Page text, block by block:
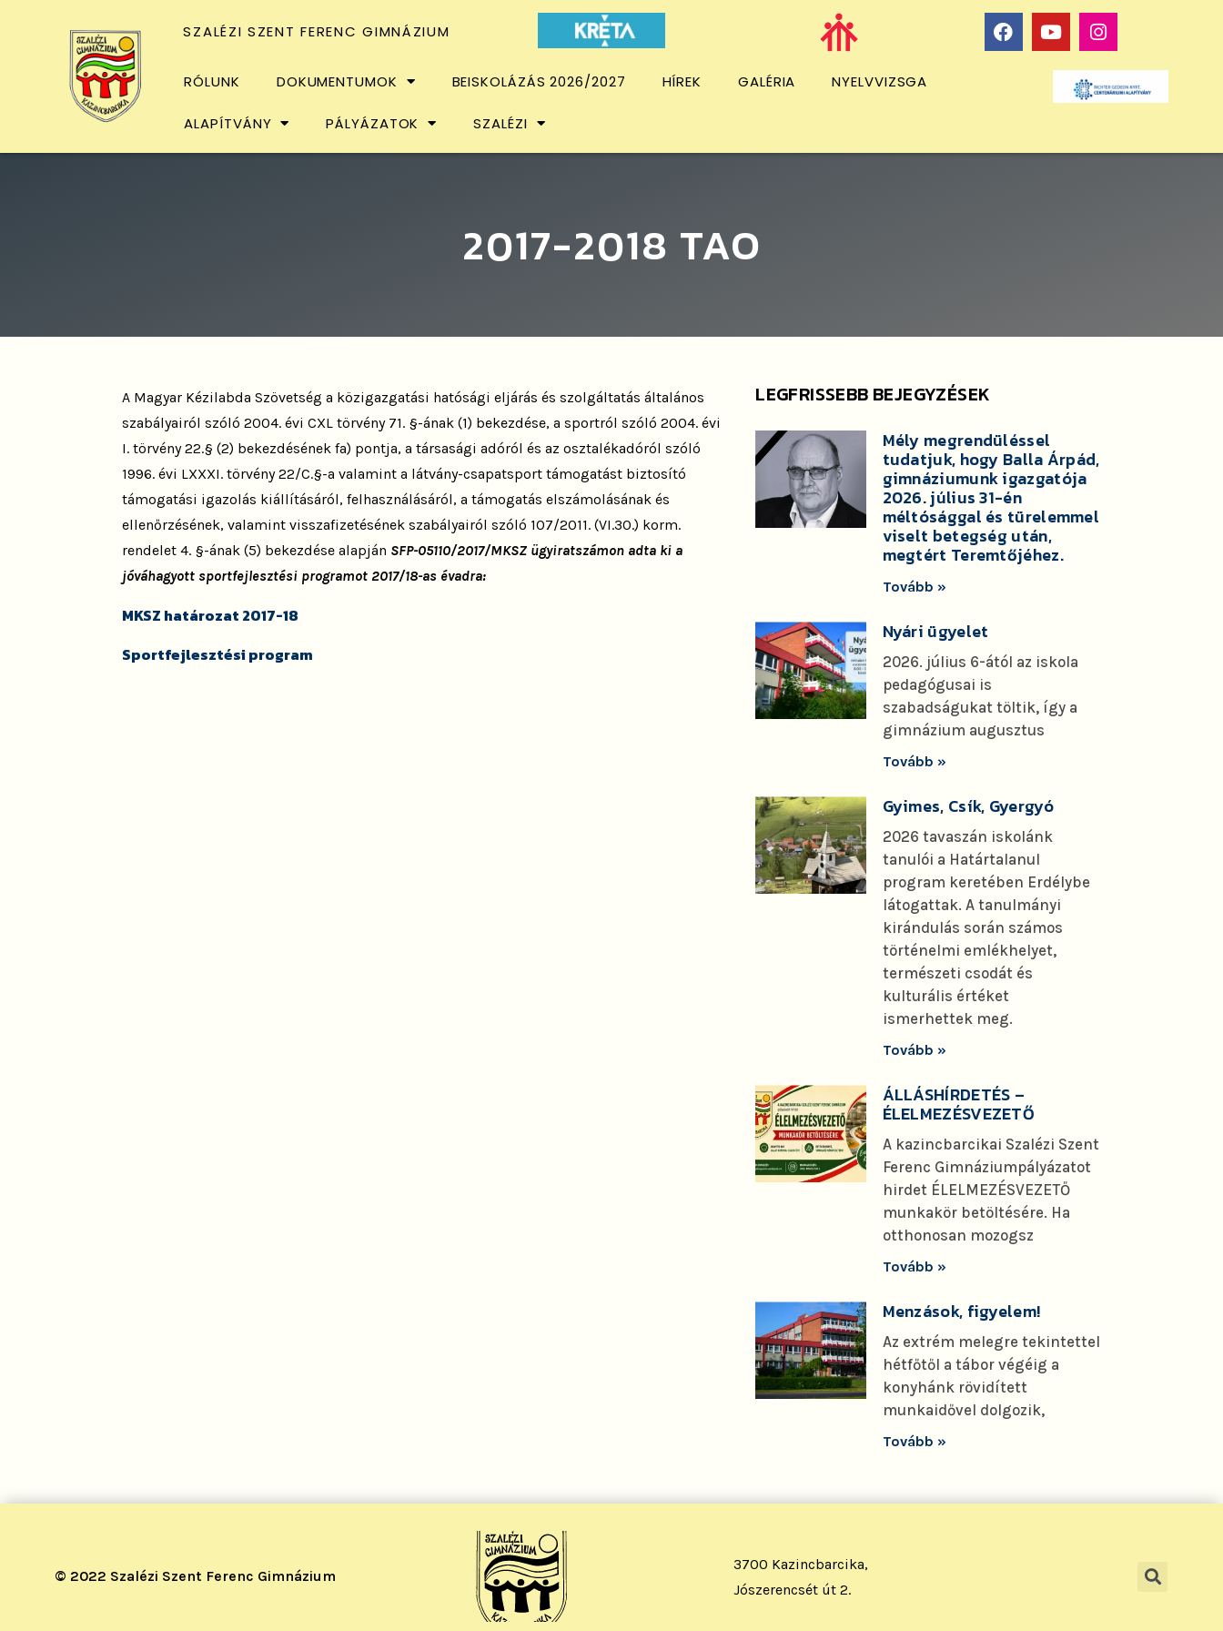
SZALÉZI SZENT FERENC GIMNÁZIUM
RÓLUNK DOKUMENTUMOK BEISKOLÁZÁS 2026/2027 HÍREK GALÉRIA NYELVVIZSGA
ALAPÍTVÁNY PÁLYÁZATOK SZALÉZI
2017-2018 TAO
A Magyar Kézilabda Szövetség a közigazgatási hatósági eljárás és szolgáltatás általános
szabályairól szóló 2004. évi CXL törvény 71. §-ának (1) bekezdése, a sportról szóló 2004. évi
I. törvény 22.§ (2) bekezdésének fa) pontja, a társasági adóról és az osztalékadóról szóló
1996. évi LXXXI. törvény 22/C.§-a valamint a látvány-csapatsport támogatást biztosító
támogatási igazolás kiállításáról, felhasználásáról, a támogatás elszámolásának és
ellenőrzésének, valamint visszafizetésének szabályairól szóló 107/2011. (VI.30.) korm.
rendelet 4. §-ának (5) bekezdése alapján SFP-05110/2017/MKSZ ügyiratszámon adta ki a
jóváhagyott sportfejlesztési programot 2017/18-as évadra:
MKSZ határozat 2017-18
Sportfejlesztési program
LEGFRISSEBB BEJEGYZÉSEK
Mély megrendüléssel
tudatjuk, hogy Balla Árpád,
gimnáziumunk igazgatója
2026. július 31-én
méltósággal és türelemmel
viselt betegség után,
megtért Teremtőjéhez.
Tovább »
Nyári ügyelet
2026. július 6-ától az iskola
pedagógusai is
szabadságukat töltik, így a
gimnázium augusztus
Tovább »
Gyimes, Csík, Gyergyó
2026 tavaszán iskolánk
tanulói a Határtalanul
program keretében Erdélybe
látogattak. A tanulmányi
kirándulás során számos
történelmi emlékhelyet,
természeti csodát és
kulturális értéket
ismerhettek meg.
Tovább »
ÁLLÁSHÍRDETÉS –
ÉLELMEZÉSVEZETŐ
A kazincbarcikai Szalézi Szent
Ferenc Gimnáziumpályázatot
hirdet ÉLELMEZÉSVEZETŐ
munkakör betöltésére. Ha
otthonosan mozogsz
Tovább »
Menzások, figyelem!
Az extrém melegre tekintettel
hétfőtől a tábor végéig a
konyhánk rövidített
munkaidővel dolgozik,
Tovább »
© 2022 Szalézi Szent Ferenc Gimnázium
3700 Kazincbarcika,
Jószerencsét út 2.